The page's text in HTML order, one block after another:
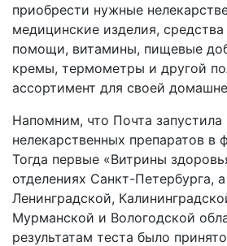
приобрести нужные
медицинские изделия,
помощи, витамины, пищевые
кремы, термометры и другой
ассортимент для своей
Напомним, что Почта
нелекарственных препаратов в
Тогда первые «Витрины
отделениях Санкт-Петербурга,
Ленинградской,
Мурманской и Вологодской
результатам теста было